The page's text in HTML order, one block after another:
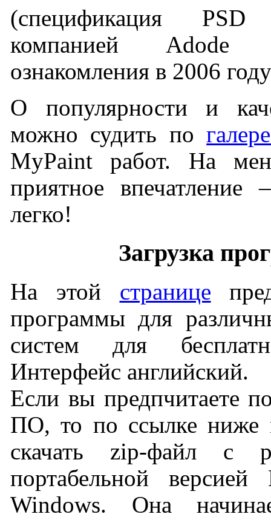
(спецификация
компанией Adode
ознакомления в 2006
О популярности и
можно судить по
MyPaint работ. На
приятное впечатление
легко!
Загрузка
На этой странице
программы для
систем для
Интерфейс английский.
Если вы предпчитаете
ПО, то по ссылке ниже
скачать zip-файл c
портабельной
Windows. Она